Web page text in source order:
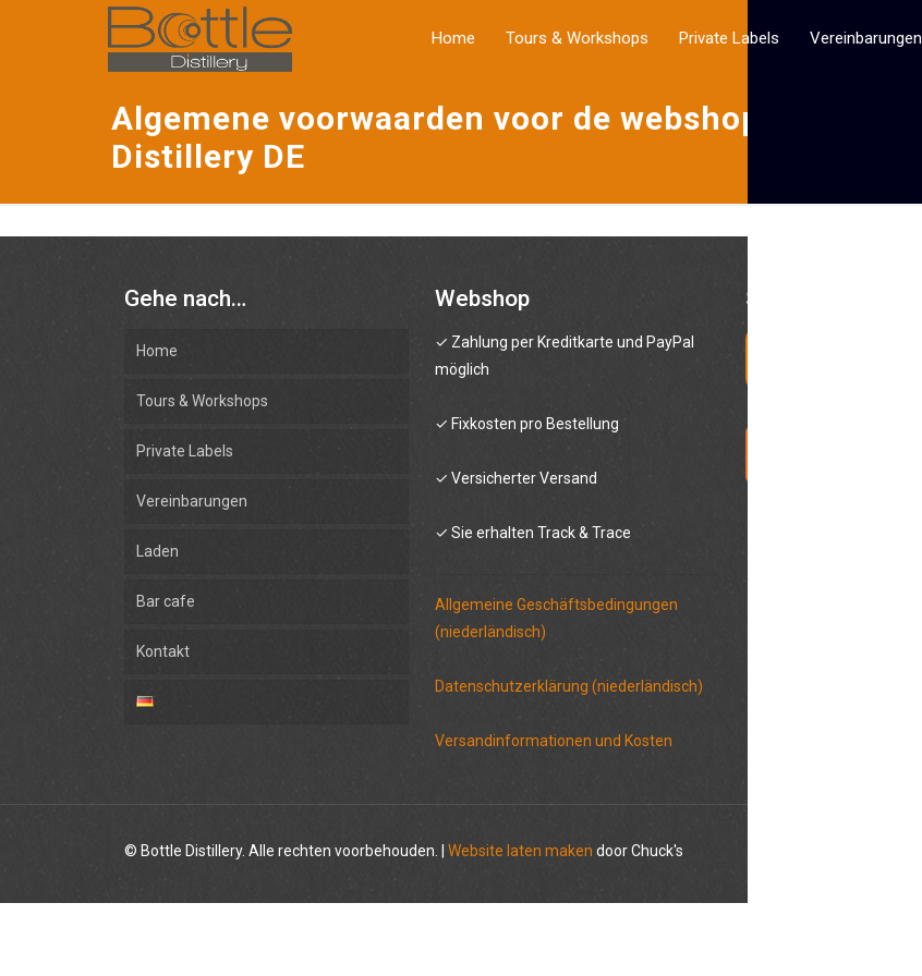
Home Tours & Workshops Private Labels Vereinbarungen
Algemene voorwaarden voor de webshop van Bottle
Distillery DE
Gehe nach…
Home
Tours & Workshops
Private Labels
Vereinbarungen
Laden
Bar cafe
Kontakt
Webshop
✓ Zahlung per Kreditkarte und PayPal
möglich
✓ Fixkosten pro Bestellung
✓ Versicherter Versand
✓ Sie erhalten Track & Trace
Allgemeine Geschäftsbedingungen
(niederländisch)
Datenschutzerklärung (niederländisch)
Versandinformationen und Kosten
Social media
© Bottle Distillery. Alle rechten voorbehouden. | Website laten maken door Chuck's